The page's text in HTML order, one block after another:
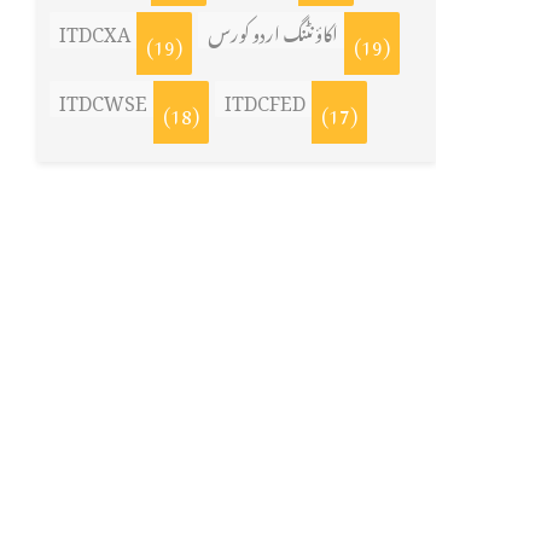
ITDCXA (19) اکاؤنٹنگ اردو کورس (19)
ITDCWSE (18) ITDCFED (17)